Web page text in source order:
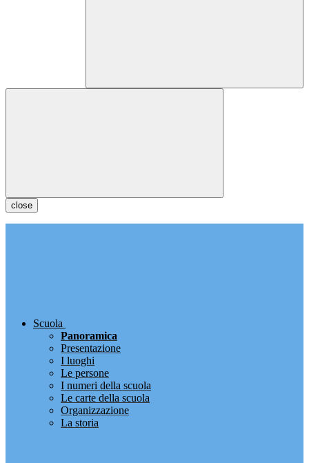
close
Scuola
Panoramica
Presentazione
I luoghi
Le persone
I numeri della scuola
Le carte della scuola
Organizzazione
La storia